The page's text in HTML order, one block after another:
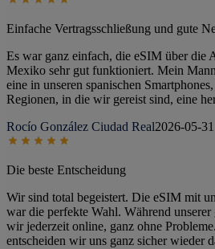
Einfache Vertragsschließung und gute
Es war ganz einfach, die eSIM über die
Mexiko sehr gut funktioniert. Mein
eine in unseren spanischen
Regionen, in die wir gereist sind, eine
Rocío González Ciudad Real2026-05-31
Die beste Entscheidung
Wir sind total begeistert. Die eSIM mit
war die perfekte Wahl. Während unserer
wir jederzeit online, ganz ohne
entscheiden wir uns ganz sicher wieder